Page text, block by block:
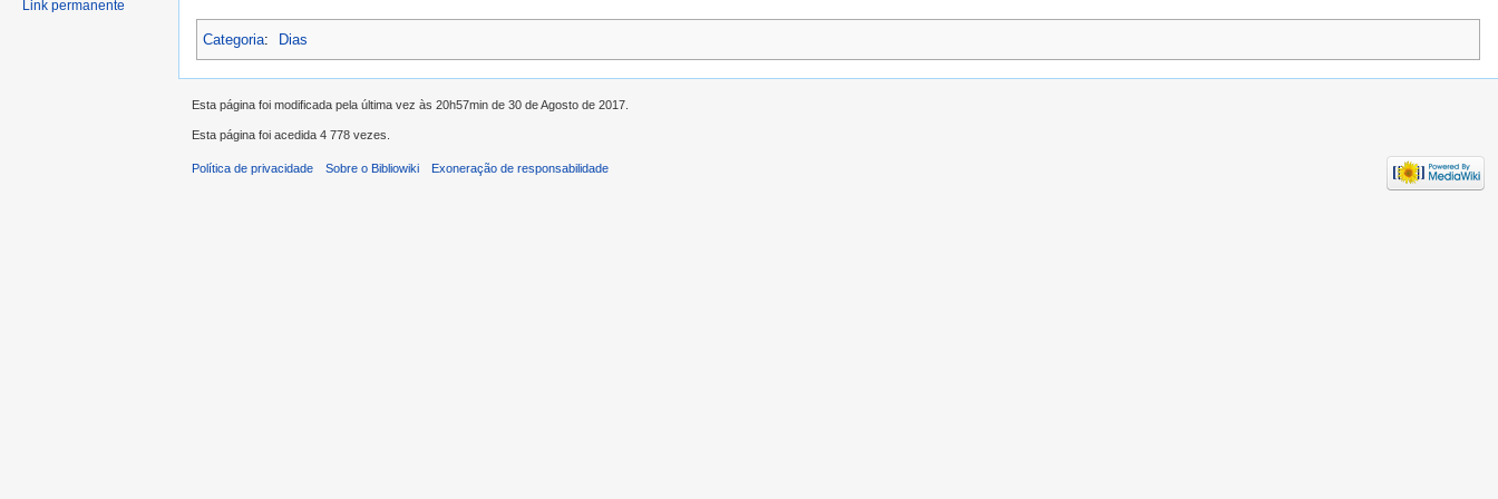
Categoria: Dias
Link permanente
Esta página foi modificada pela última vez às 20h57min de 30 de Agosto de 2017.
Esta página foi acedida 4 778 vezes.
Política de privacidade Sobre o Bibliowiki Exoneração de responsabilidade